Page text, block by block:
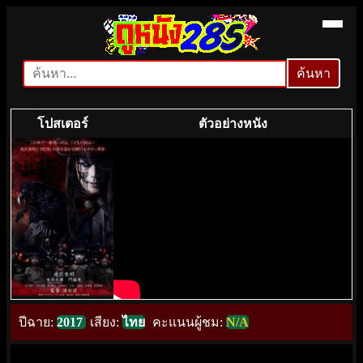
ค้นหา
ค้นหา
โปสเตอร์ ตัวอย่างหนัง
ปีฉาย: 2017 เสียง:ไทย คะแนนผู้ชม: N/A